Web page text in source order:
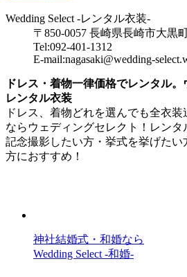
Wedding Select -レンタル衣装-
〒850-0057 長崎県長崎市大黒
Tel:092-401-1312
E-mail:nagasaki@wedding-
ドレス・着物一律価格でレンタル。
レンタル衣装
ドレス、着物どれを選んでも全衣
ならウェディングセレクト！レンタ
記念撮影したい方・挙式を挙げた
方におすすめ！
神社結婚式・和婚なら
Wedding Select -和婚-